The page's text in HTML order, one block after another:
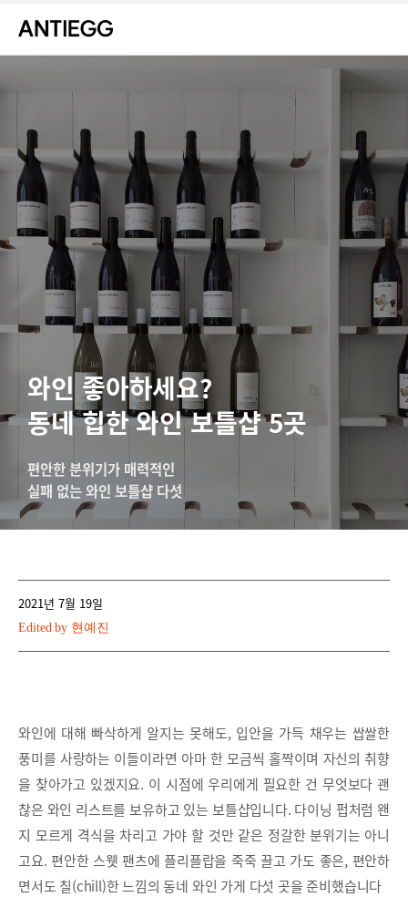
와인 좋아하세요?
동네 힙한 와인 보틀샵 5곳
편안한 분위기가 매력적인
실패 없는 와인 보틀샵 다섯
2021년 7월 19일
Edited by 현예진
와인에 대해 빠삭하게 알지는 못해도, 입안을 가득 채우는 쌉쌀한
풍미를 사랑하는 이들이라면 아마 한 모금씩 홀짝이며 자신의 취향
을 찾아가고 있겠지요. 이 시점에 우리에게 필요한 건 무엇보다 괜
찮은 와인 리스트를 보유하고 있는 보틀샵입니다. 다이닝 펍처럼 왠
지 모르게 격식을 차리고 가야 할 것만 같은 정갈한 분위기는 아니
고요. 편안한 스웻 팬츠에 플리플랍을 죽죽 끌고 가도 좋은, 편안하
면서도 칠(chill)한 느낌의 동네 와인 가게 다섯 곳을 준비했습니다